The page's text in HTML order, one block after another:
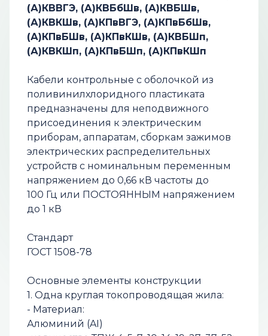
(А)КВВГЭ, (А)КВБбШв, (А)КВБШв,
(А)КВКШв, (А)КПвВГЭ, (А)КПвБбШв,
(А)КПвБШв, (А)КПвКШв, (А)КВБШп,
(А)КВКШп, (А)КПвБШп, (А)КПвКШп
Кабели контрольные с оболочкой из
поливинилхлоридного пластиката
предназначены для неподвижного
присоединения к электрическим
приборам, аппаратам, сборкам зажимов
электрических распределительных
устройств с номинальным переменным
напряжением до 0,66 кВ частоты до
100 Гц или ПОСТОЯННЫМ напряжением
до 1 кВ
Стандарт
ГОСТ 1508-78
Основные элементы конструкции
1. Одна круглая токопроводящая жила:
- Материал:
Алюминий (AI)